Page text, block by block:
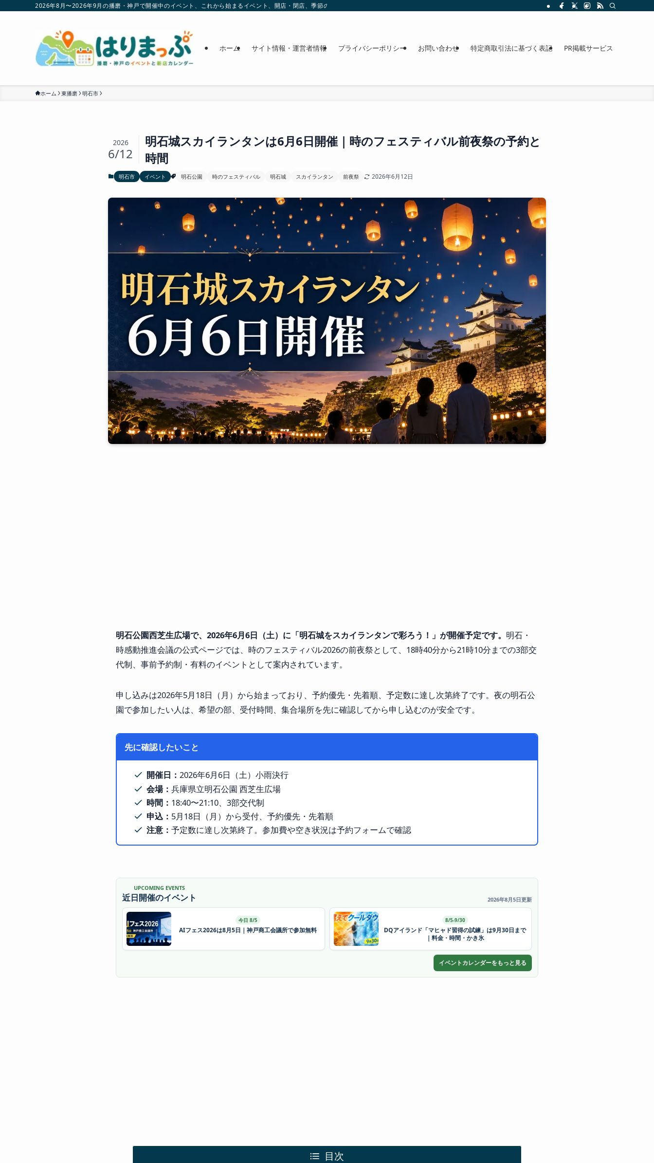
2026年8月〜2026年9月の播磨・神戸で開催中のイベント、これから始まるイベント、開店・閉店、季節の花、週末のおでかけ情報を日程順に整理。料金、駐車場、アクセスも確認できます。
ホーム サイト情報・運営者情報 プライバシーポリシー お問い合わせ 特定商取引法に基づく表記 PR掲載サービス
ホーム 東播磨 明石市
明石城スカイランタンは6月6日開催｜時のフェスティバル前夜祭の予約と
時間
2026
6/12
明石市 イベント 明石公園 時のフェスティバル 明石城 スカイランタン 前夜祭 2026年6月12日
明石公園西芝生広場で、2026年6月6日（土）に「明石城をスカイランタンで彩ろう！」が開催予定です。 明石・
時感動推進会議の公式ページでは、時のフェスティバル2026の前夜祭として、18時40分から21時10分までの3部交
代制、事前予約制・有料のイベントとして案内されています。
申し込みは2026年5月18日（月）から始まっており、予約優先・先着順、予定数に達し次第終了です。夜の明石公
園で参加したい人は、希望の部、受付時間、集合場所を先に確認してから申し込むのが安全です。
先に確認したいこと
開催日： 2026年6月6日（土）小雨決行
会場： 兵庫県立明石公園 西芝生広場
時間： 18:40〜21:10、3部交代制
申込： 5月18日（月）から受付、予約優先・先着順
注意： 予定数に達し次第終了。参加費や空き状況は予約フォームで確認
UPCOMING EVENTS
近日開催のイベント 2026年8月5日更新
今日 8/5
AIフェス2026は8月5日｜神戸商工会議所で参加無料
8/5-9/30
DQアイランド「マヒャド習得の試練」は9月30日まで
｜料金・時間・かき氷
イベントカレンダーをもっと見る
目次